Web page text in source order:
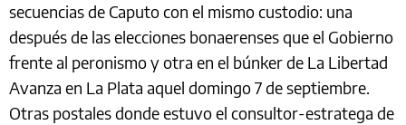
secuencias de Caputo con el mismo custodio: una
después de las elecciones bonaerenses que el Gobierno
frente al peronismo y otra en el búnker de La Libertad
Avanza en La Plata aquel domingo 7 de septiembre.
Otras postales donde estuvo el consultor-estratega de